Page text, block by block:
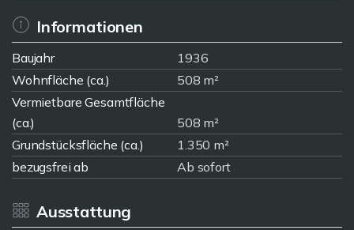
Informationen
Baujahr
1936
Wohnfläche (ca.)
508 m²
Vermietbare Gesamtfläche
(ca.)
508 m²
Grundstücksfläche (ca.)
1.350 m²
bezugsfrei ab
Ab sofort
Ausstattung